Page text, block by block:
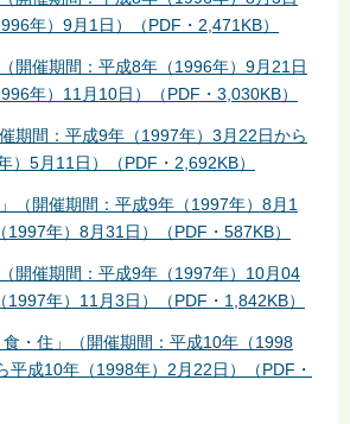
年）9月1日）（PDF・2,471KB）
（開催期間：平成8年（1996年）9月21日
年）11月10日）（PDF・3,030KB）
催期間：平成9年（1997年）3月22日から
）5月11日）（PDF・2,692KB）
（開催期間：平成9年（1997年）8月1
1997年）8月31日）（PDF・587KB）
（開催期間：平成9年（1997年）10月04
1997年）11月3日）（PDF・1,842KB）
食・住」（開催期間：平成10年（1998
平成10年（1998年）2月22日）（PDF・